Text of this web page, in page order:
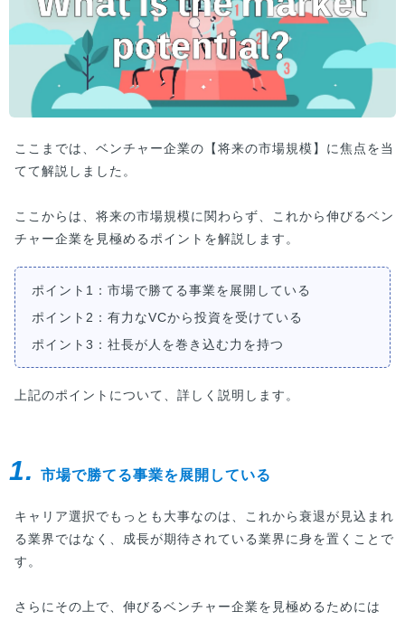
ここまでは、ベンチャー企業の【将来の市場規模】に焦点を当
てて解説しました。
ここからは、将来の市場規模に関わらず、これから伸びるベン
チャー企業を見極めるポイントを解説します。
ポイント1：市場で勝てる事業を展開している
ポイント2：有力なVCから投資を受けている
ポイント3：社長が人を巻き込む力を持つ
上記のポイントについて、詳しく説明します。
1. 市場で勝てる事業を展開している
キャリア選択でもっとも大事なのは、これから衰退が見込まれ
る業界ではなく、成長が期待されている業界に身を置くことで
す。
さらにその上で、伸びるベンチャー企業を見極めるためには